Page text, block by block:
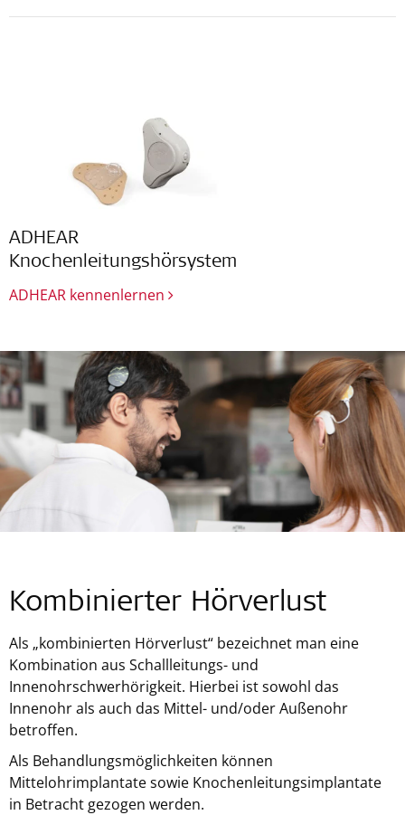
ADHEAR
Knochenleitungshörsystem
ADHEAR kennenlernen
Kombinierter Hörverlust
Als „kombinierten Hörverlust“ bezeichnet man eine
Kombination aus Schallleitungs- und
Innenohrschwerhörigkeit. Hierbei ist sowohl das
Innenohr als auch das Mittel- und/oder Außenohr
betroffen.
Als Behandlungsmöglichkeiten können
Mittelohrimplantate sowie Knochenleitungsimplantate
in Betracht gezogen werden.